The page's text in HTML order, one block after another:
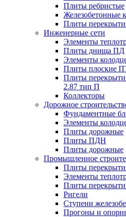
Плиты ребристые
Железобетонные
Плиты
Инженерные сети
Элементы
Плиты днища ПД
Элементы
Плиты плоские
Плиты
2.87 тип П
Коллекторы
Дорожное
Фундаментные
Элементы
Плиты дорожные
Плиты ПДН
Плиты дорожные
Промышленное
Плиты
Элементы
Плиты
Ригели
Ступени
Прогоны и